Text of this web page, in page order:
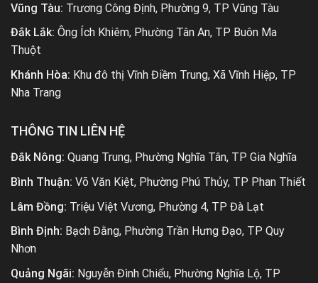
Vũng Tàu: Trương Công Định, Phường 9, TP Vũng Tàu
Đắk Lắk: Ông Ích Khiêm, Phường Tân An, TP Buôn Ma
Thuột
Khánh Hòa: Khu đô thị Vĩnh Điềm Trung, Xã Vĩnh Hiệp, TP
Nha Trang
THÔNG TIN LIÊN HỆ
Đắk Nông: Quang Trung, Phường Nghĩa Tân, TP Gia Nghĩa
Bình Thuận: Võ Văn Kiệt, Phường Phú Thủy, TP Phan Thiết
Lâm Đồng: Triệu Việt Vương, Phường 4, TP Đà Lạt
Bình Định: Bạch Đằng, Phường Trần Hưng Đạo, TP Quy
Nhơn
Quảng Ngãi: Nguyễn Đình Chiểu, Phường Nghĩa Lộ, TP